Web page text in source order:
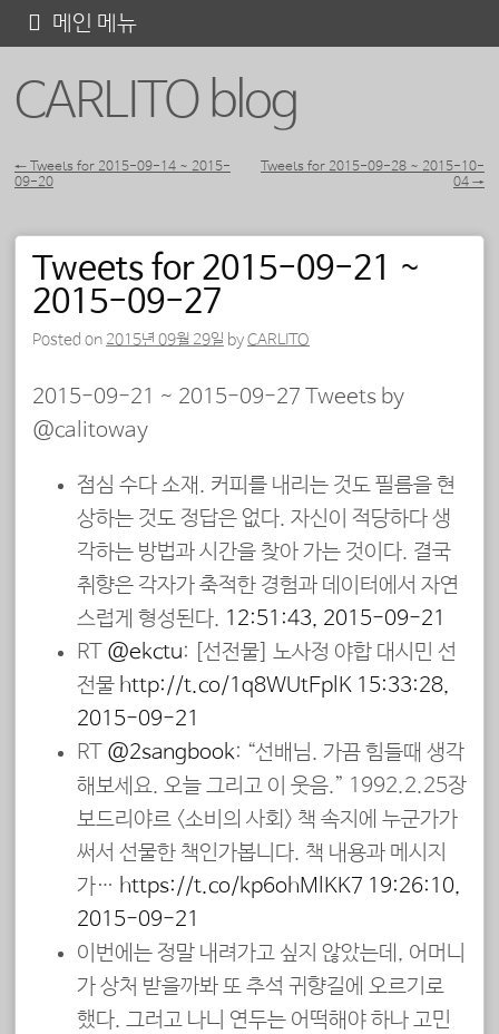
CARLITO blog
메인 메뉴
텐
포스트 내비게이션
← Tweets for 2015-09-14 ~ 2015-
09-20
Tweets for 2015-09-28 ~ 2015-10-
04 →
Tweets for 2015-09-21 ~
2015-09-27
Posted on 2015년 09월 29일 byCARLITO
2015-09-21 ~ 2015-09-27 Tweets by
@calitoway
점심 수다 소재. 커피를 내리는 것도 필름을 현
상하는 것도 정답은 없다. 자신이 적당하다 생
각하는 방법과 시간을 찾아 가는 것이다. 결국
취향은 각자가 축적한 경험과 데이터에서 자연
스럽게 형성된다. 12:51:43, 2015-09-21
RT @ekctu: [선전물] 노사정 야합 대시민 선
전물 http://t.co/1q8WUtEplK 15:33:28,
2015-09-21
RT @2sangbook: “선배님. 가끔 힘들때 생각
해보세요. 오늘 그리고 이 웃음.” 1992.2.25장
보드리야르 <소비의 사회> 책 속지에 누군가가
써서 선물한 책인가봅니다. 책 내용과 메시지
가… https://t.co/kp6ohMlKK7 19:26:10,
2015-09-21
이번에는 정말 내려가고 싶지 않았는데, 어머니
가 상처 받을까봐 또 추석 귀향길에 오르기로
했다. 그러고 나니 연두는 어떡해야 하나 고민